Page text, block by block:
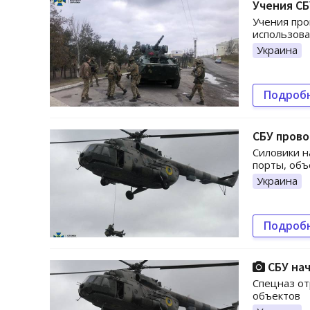
Учения
Учения
Украина
СБУ
Силовики
порты,
Украина
СБУ
Спецназ
объектов